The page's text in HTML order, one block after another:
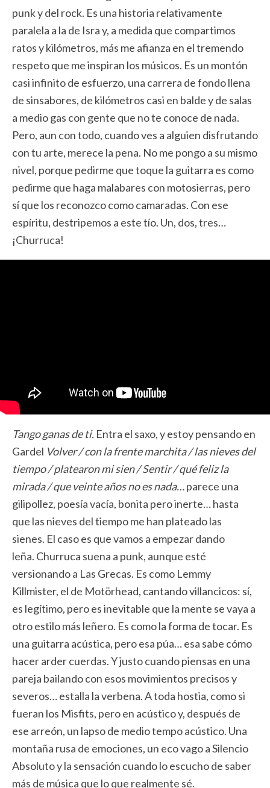
punk y del rock. Es una historia relativamente
paralela a la de Isra y, a medida que compartimos
ratos y kilómetros, más me afianza en el tremendo
respeto que me inspiran los músicos. Es un montón
casi infinito de esfuerzo, una carrera de fondo llena
de sinsabores, de kilómetros casi en balde y de salas
a medio gas con gente que no te conoce de nada.
Pero, aun con todo, cuando ves a alguien disfrutando
con tu arte, merece la pena. No me pongo a su mismo
nivel, porque pedirme que toque la guitarra es como
pedirme que haga malabares con motosierras, pero
sí que los reconozco como camaradas. Con ese
espíritu, destripemos a este tío. Un, dos, tres…
¡Churruca!
Tango ganas de ti. Entra el saxo, y estoy pensando en
Gardel Volver / con la frente marchita / las nieves del
tiempo / platearon mi sien / Sentir / qué feliz la
mirada / que veinte años no es nada…parece una
gilipollez, poesía vacía, bonita pero inerte… hasta
que las nieves del tiempo me han plateado las
sienes. El caso es que vamos a empezar dando
leña. Churruca suena a punk, aunque esté
versionando a Las Grecas. Es como Lemmy
Killmister, el de Motörhead, cantando villancicos: sí,
es legítimo, pero es inevitable que la mente se vaya a
otro estilo más leñero. Es como la forma de tocar. Es
una guitarra acústica, pero esa púa… esa sabe cómo
hacer arder cuerdas. Y justo cuando piensas en una
pareja bailando con esos movimientos precisos y
severos… estalla la verbena. A toda hostia, como si
fueran los Misfits, pero en acústico y, después de
ese arreón, un lapso de medio tempo acústico. Una
montaña rusa de emociones, un eco vago a Silencio
Absoluto y la sensación cuando lo escucho de saber
más de música que lo que realmente sé.